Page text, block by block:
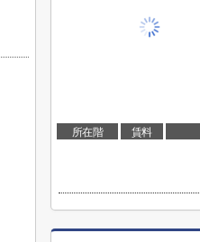
所在階 賃料